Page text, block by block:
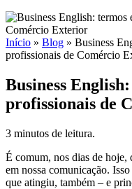
Início » Blog » Business
profissionais de Comércio
Business
profissionais de
3 minutos de leitura.
É comum, nos dias de hoje,
em nossa comunicação.
que atingiu, também – e